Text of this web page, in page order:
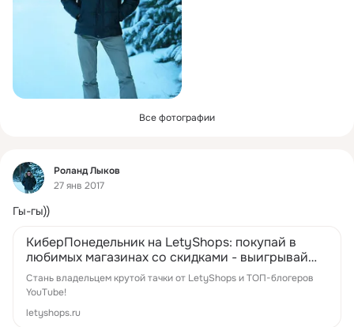
Все фотографии
Фид
Роланд Лыков
27 янв 2017
Гы-гы))
КиберПонедельник на LetyShops: покупай в
любимых магазинах со скидками - выигрывай
Toyota Land Cruiser Prado 2016
Стань владельцем крутой тачки от LetyShops и ТОП-блогеров
YouTube!
letyshops.ru